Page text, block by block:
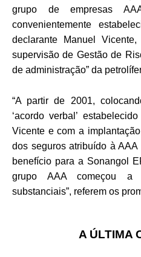
grupo de empresas
convenientemente
declarante Manuel
supervisão de Gestão de
de administração” da
“A partir de 2001,
‘acordo verbal’
Vicente e com a
dos seguros atribuído à
benefício para a Sonangol
grupo AAA começou a
substanciais”, referem os
A ÚLTIMA